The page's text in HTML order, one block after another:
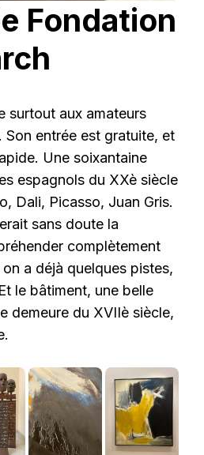
Fondation
surtout aux amateurs
Son entrée est gratuite, et
Une soixantaine
espagnols du XXè siècle
Dali, Picasso, Juan Gris.
sans doute la
complètement
a déjà quelques pistes,
le bâtiment, une belle
demeure du XVIIè siècle,